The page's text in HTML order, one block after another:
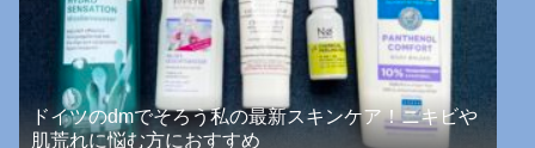
ドイツのdmでそろう私の最新スキンケア！ニキビや
肌荒れに悩む方におすすめ